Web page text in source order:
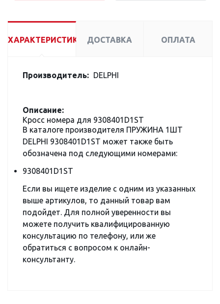
ХАРАКТЕРИСТИКИ ДОСТАВКА ОПЛАТА
Производитель: DELPHI
Описание:
Кросс номера для 9308401D1ST
В каталоге производителя ПРУЖИНА 1ШТ
DELPHI 9308401D1ST может также быть
обозначена под следующими номерами:
9308401D1ST
Если вы ищете изделие с одним из указанных
выше артикулов, то данный товар вам
подойдет. Для полной уверенности вы
можете получить квалифицированную
консультацию по телефону, или же
обратиться с вопросом к онлайн-
консультанту.